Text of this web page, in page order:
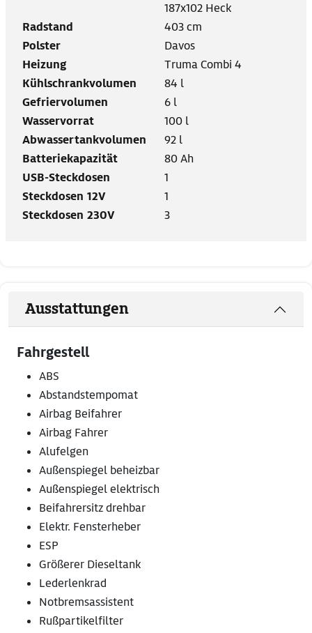
187x102 Heck
Radstand
403 cm
Polster
Davos
Heizung
Truma Combi 4
Kühlschrankvolumen
84 l
Gefriervolumen
6 l
Wasservorrat
100 l
Abwassertankvolumen
92 l
Batteriekapazität
80 Ah
USB-Steckdosen
1
Steckdosen 12V
1
Steckdosen 230V
3
Ausstattungen
Fahrgestell
ABS
Abstandstempomat
Airbag Beifahrer
Airbag Fahrer
Alufelgen
Außenspiegel beheizbar
Außenspiegel elektrisch
Beifahrersitz drehbar
Elektr. Fensterheber
ESP
Größerer Dieseltank
Lederlenkrad
Notbremsassistent
Rußpartikelfilter